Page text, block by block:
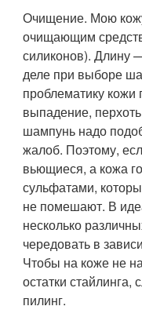
Очищение. Мою
очищающим
силиконов). Длину
деле при выборе
проблематику
выпадение,
шампунь надо
жалоб. Поэтому,
вьющиеся, а кожа
сульфатами,
не помешают. В
несколько
чередовать в
Чтобы на коже не
остатки стайлинга,
пилинг.